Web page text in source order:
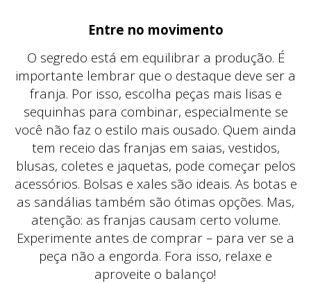
Entre no movimento
O segredo está em equilibrar a produção. É
importante lembrar que o destaque deve ser a
franja. Por isso, escolha peças mais lisas e
sequinhas para combinar, especialmente se
você não faz o estilo mais ousado. Quem ainda
tem receio das franjas em saias, vestidos,
blusas, coletes e jaquetas, pode começar pelos
acessórios. Bolsas e xales são ideais. As botas e
as sandálias também são ótimas opções. Mas,
atenção: as franjas causam certo volume.
Experimente antes de comprar – para ver se a
peça não a engorda. Fora isso, relaxe e
aproveite o balanço!